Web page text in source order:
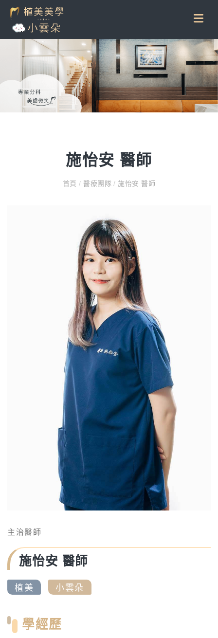
施怡安 醫師
首頁/ 醫療團隊/ 施怡安 醫師
主治醫師
施怡安 醫師
植美 小雲朵
學經歷